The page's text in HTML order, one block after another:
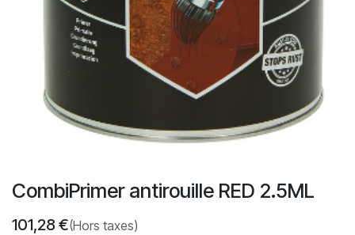
CombiPrimer antirouille RED 2.5ML
101,28€(Hors taxes)